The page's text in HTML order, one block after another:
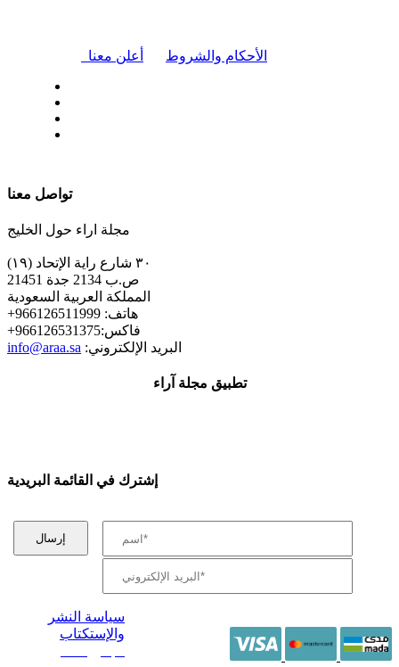
أعلن معنا الأحكام والشروط
تواصل معنا
مجلة اراء حول الخليج
٣٠ شارع راية الإتحاد (١٩)
ص.ب 2134 جدة 21451
المملكة العربية السعودية
+هاتف: 966126511999
+فاكس:966126531375
info@araa.sa :البريد الإلكتروني
تطبيق مجلة آراء
إشترك في القائمة البريدية
سياسة النشر
والإستكتاب